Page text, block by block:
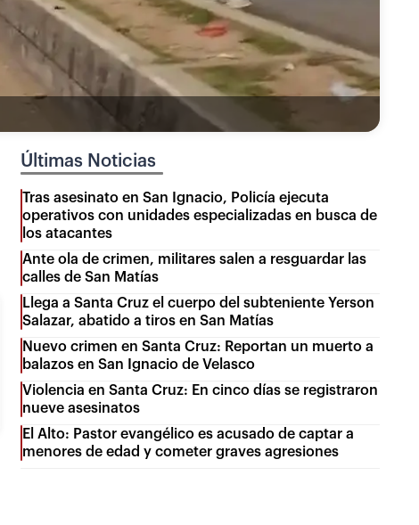
Últimas Noticias
Tras asesinato en San Ignacio, Policía ejecuta
operativos con unidades especializadas en busca de
los atacantes
Ante ola de crimen, militares salen a resguardar las
calles de San Matías
Llega a Santa Cruz el cuerpo del subteniente Yerson
Salazar, abatido a tiros en San Matías
Nuevo crimen en Santa Cruz: Reportan un muerto a
balazos en San Ignacio de Velasco
Violencia en Santa Cruz: En cinco días se registraron
nueve asesinatos
El Alto: Pastor evangélico es acusado de captar a
menores de edad y cometer graves agresiones